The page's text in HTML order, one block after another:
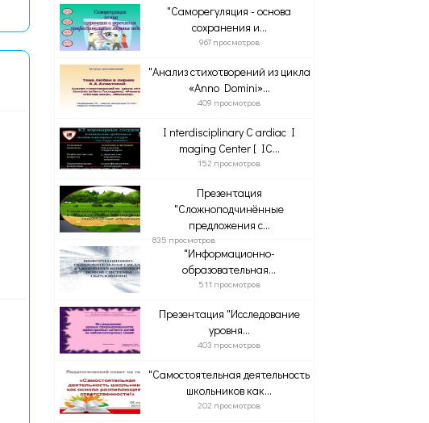
"Саморегуляция - основа
сохранения и...
967 просмотров
"Анализ стихотворений из цикла
«Anno Domini»...
409 просмотров
I nterdisciplinary C ardiac I
maging Center [ IC...
152 просмотров
Презентация
"Сложноподчинённые
предложения с...
835 просмотров
"Информационно-
образовательная...
511 просмотров
Презентация "Исследование
уровня...
403 просмотров
"Самостоятельная деятельность
школьников как...
202 просмотров